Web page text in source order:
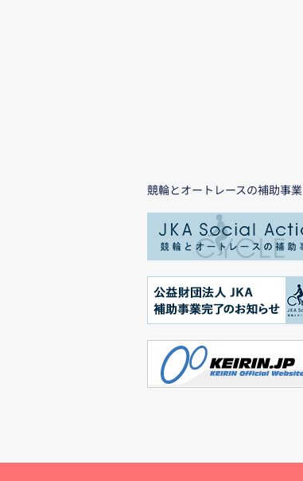
競輪とオートレースの補助事業